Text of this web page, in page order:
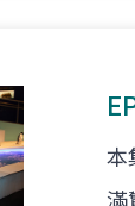
本
滿